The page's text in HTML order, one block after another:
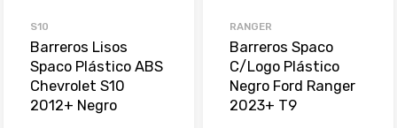
S10
Barreros Lisos
Spaco Plástico ABS
Chevrolet S10
2012+ Negro
RANGER
Barreros Spaco
C/Logo Plástico
Negro Ford Ranger
2023+ T9